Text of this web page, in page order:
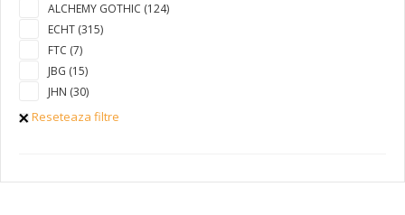
ALCHEMY GOTHIC (124)
ECHT (315)
FTC (7)
JBG (15)
JHN (30)
Reseteaza filtre